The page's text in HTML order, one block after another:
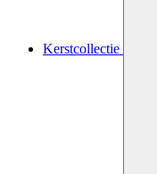
Kerstcollectie